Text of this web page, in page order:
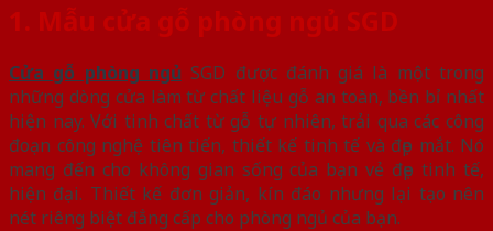
1. Mẫu cửa gỗ phòng ngủ SGD
Cửa gỗ phòng ngủSGD được đánh giá là một trong
những dòng cửa làm từ chất liệu gỗ an toàn, bền bỉ nhất
hiện nay. Với tinh chất từ gỗ tự nhiên, trải qua các công
đoạn công nghệ tiên tiến, thiết kế tinh tế và đẹp mắt. Nó
mang đến cho không gian sống của bạn vẻ đẹp tinh tế,
hiện đại. Thiết kế đơn giản, kín đáo nhưng lại tạo nên
nét riêng biệt đẳng cấp cho phòng ngủ của bạn.